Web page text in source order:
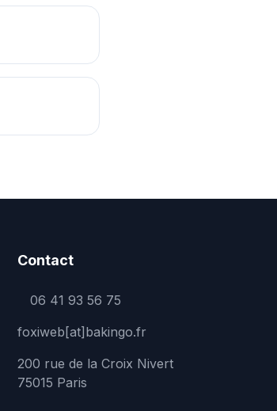
Contact
06 41 93 56 75
foxiweb[at]bakingo.fr
200 rue de la Croix Nivert
75015 Paris